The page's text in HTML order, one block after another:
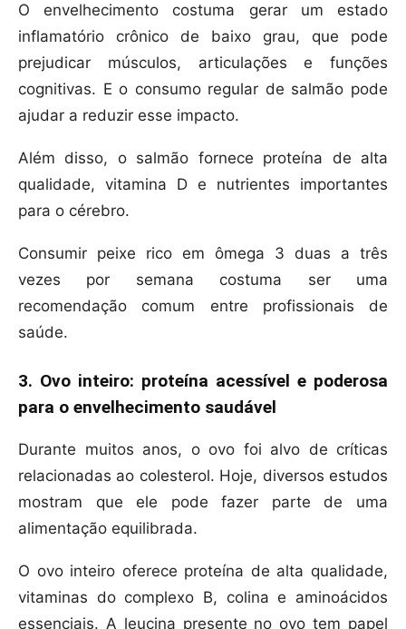
O envelhecimento costuma gerar um estado
inflamatório crônico de baixo grau, que pode
prejudicar músculos, articulações e funções
cognitivas. E o consumo regular de salmão pode
ajudar a reduzir esse impacto.
Além disso, o salmão fornece proteína de alta
qualidade, vitamina D e nutrientes importantes
para o cérebro.
Consumir peixe rico em ômega 3 duas a três
vezes por semana costuma ser uma
recomendação comum entre profissionais de
saúde.
3. Ovo inteiro: proteína acessível e poderosa
para o envelhecimento saudável
Durante muitos anos, o ovo foi alvo de críticas
relacionadas ao colesterol. Hoje, diversos estudos
mostram que ele pode fazer parte de uma
alimentação equilibrada.
O ovo inteiro oferece proteína de alta qualidade,
vitaminas do complexo B, colina e aminoácidos
essenciais. A leucina presente no ovo tem papel